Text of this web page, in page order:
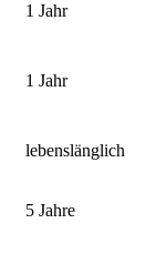
1 Jahr
1 Jahr
lebenslänglich
5 Jahre